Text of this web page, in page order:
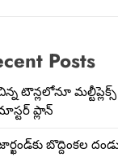
Posts
టౌన్లలోనూ
ప్లాన్
బొద్దింకల